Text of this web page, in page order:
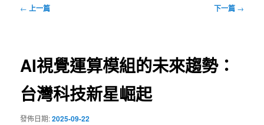
文
← 上一篇 下一篇 →
AI視覺運算模組的未來趨勢：
台灣科技新星崛起
發佈日期:2025-09-22